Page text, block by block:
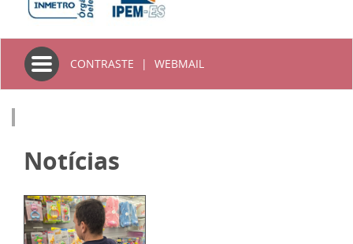
Toggle
navigation
CONTRASTE | WEBMAIL
Notícias